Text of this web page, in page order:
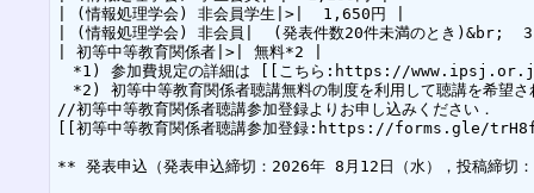
| (情報処理学会) 非会員学生|>|  1,650円 |
| (情報処理学会) 非会員|  (発表件数20件未満のとき
| 初等中等教育関係者|>| 無料*2 |
*1) 参加費規定の詳細は [[こちら:https://
*2) 初等中等教育関係者聴講無料の制度を利用して聴講を希望さ
//初等中等教育関係者聴講参加登録よりお申し込みください．
[[初等中等教育関係者聴講参加登録:https://forms.gle/
** 発表申込（発表申込締切：2026年 8月12日（水），投稿締